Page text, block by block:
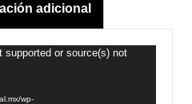
adicional
supported or source(s) not
wp-